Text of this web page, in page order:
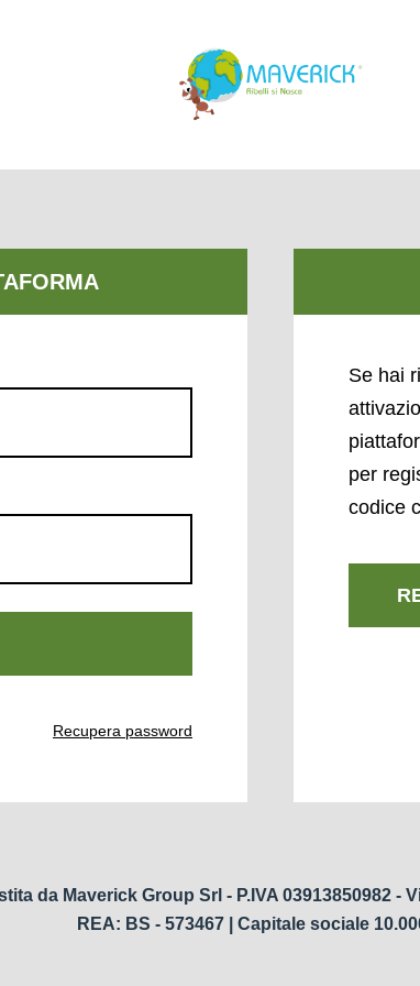
Recupera password
Se hai
per
codice
da Maverick Group Srl - P.IVA 03913850982 -
REA: BS - 573467 | Capitale sociale